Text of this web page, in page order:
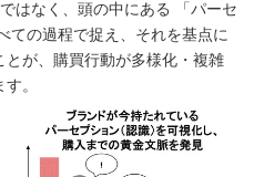
はなく、頭の中にある 「パーセ
ての過程で捉え、それを基点に
が、購買行動が多様化・複雑
。